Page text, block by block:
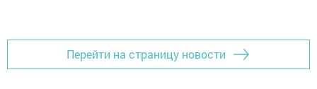
Перейти на страницу новости